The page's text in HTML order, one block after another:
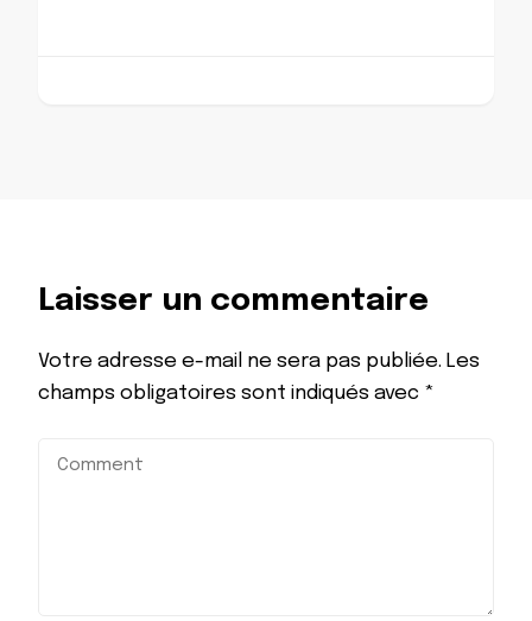
Laisser un commentaire
Votre adresse e-mail ne sera pas publiée. Les
champs obligatoires sont indiqués avec *